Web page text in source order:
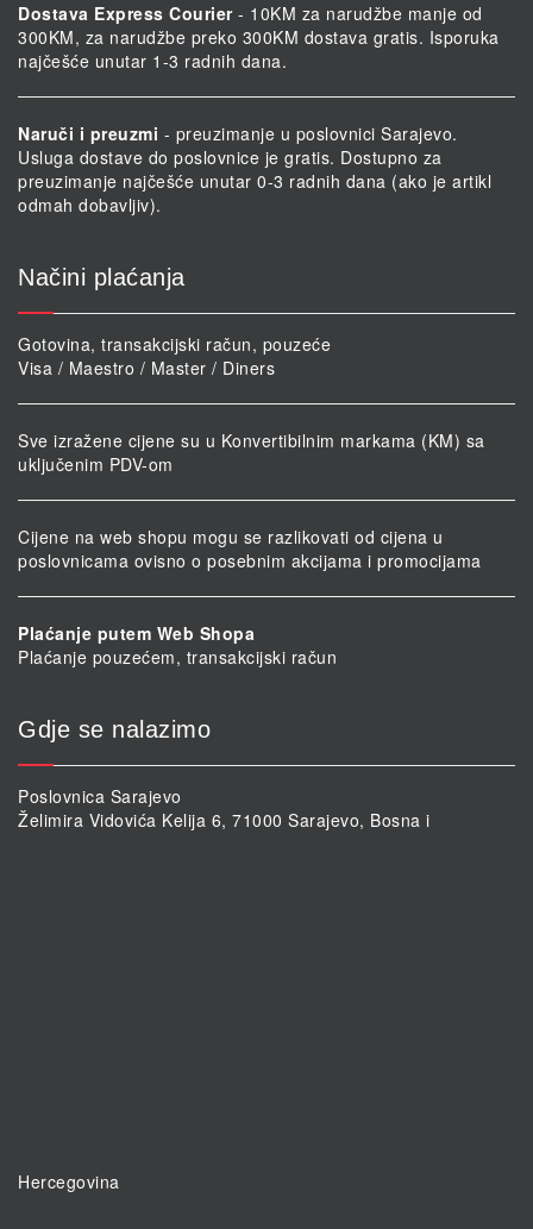
Dostava Express Courier- 10KM za narudžbe manje od
300KM, za narudžbe preko 300KM dostava gratis. Isporuka
najčešće unutar 1-3 radnih dana.
Naruči i preuzmi - preuzimanje u poslovnici Sarajevo.
Usluga dostave do poslovnice je gratis. Dostupno za
preuzimanje najčešće unutar 0-3 radnih dana (ako je artikl
odmah dobavljiv).
Načini plaćanja
Gotovina, transakcijski račun, pouzeće
Visa / Maestro / Master / Diners
Sve izražene cijene su u Konvertibilnim markama (KM) sa
uključenim PDV-om
Cijene na web shopu mogu se razlikovati od cijena u
poslovnicama ovisno o posebnim akcijama i promocijama
Plaćanje putem Web Shopa
Plaćanje pouzećem, transakcijski račun
Gdje se nalazimo
Poslovnica Sarajevo
Želimira Vidovića Kelija 6, 71000 Sarajevo, Bosna i
Hercegovina